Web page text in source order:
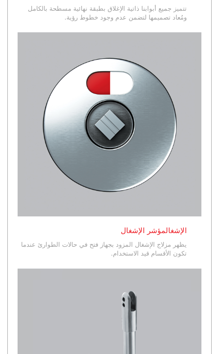
تتميز جميع أبوابنا ذاتية الإغلاق بطبقة نهائية مسطحة بالكامل
ومُعاد تصميمها لتضمن عدم وجود خطوط رؤية.
الإشغالمؤشر الإشغال
يظهر مزلاج الإشغال المزود بجهاز فتح في حالات الطوارئ عندما
تكون الأقسام قيد الاستخدام.